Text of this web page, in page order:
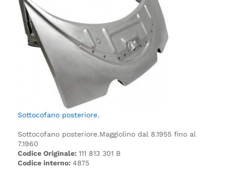
Sottocofano posteriore.
Sottocofano posteriore.Maggiolino dal 8.1955 fino al
7.1960
Codice Originale: 111 813 301 B
Codice interno: 4875